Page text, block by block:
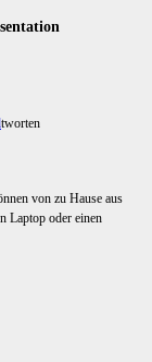
tworten
von zu Hause aus
Laptop oder einen